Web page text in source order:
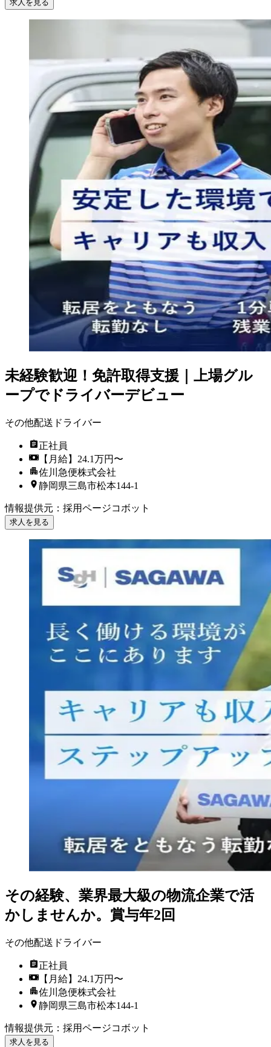
求人を見る
未経験歓迎！免許取得支援｜上場グル
ープでドライバーデビュー
その他配送ドライバー
正社員
【月給】24.1万円〜
佐川急便株式会社
静岡県三島市松本144-1
情報提供元 ： 採用ページコボット
求人を見る
その経験、業界最大級の物流企業で活
かしませんか。賞与年2回
その他配送ドライバー
正社員
【月給】24.1万円〜
佐川急便株式会社
静岡県三島市松本144-1
情報提供元 ： 採用ページコボット
求人を見る